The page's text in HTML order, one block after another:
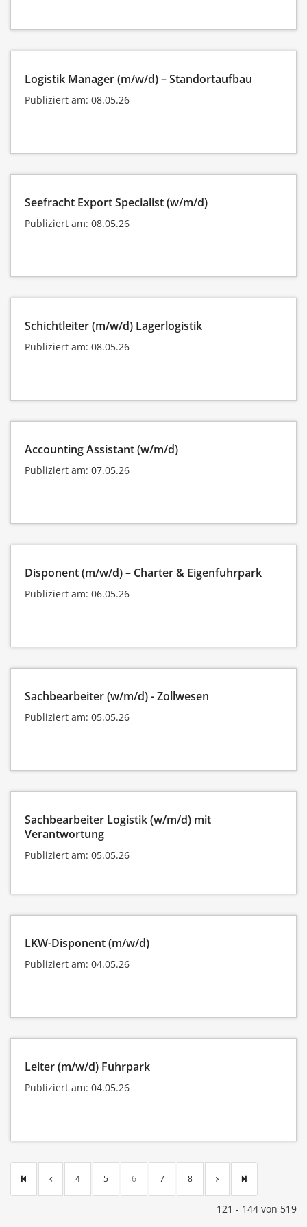
Logistik Manager (m/w/d) – Standortaufbau
Publiziert am: 08.05.26
Seefracht Export Specialist (w/m/d)
Publiziert am: 08.05.26
Schichtleiter (m/w/d) Lagerlogistik
Publiziert am: 08.05.26
Accounting Assistant (w/m/d)
Publiziert am: 07.05.26
Disponent (m/w/d) – Charter & Eigenfuhrpark
Publiziert am: 06.05.26
Sachbearbeiter (w/m/d) - Zollwesen
Publiziert am: 05.05.26
Sachbearbeiter Logistik (w/m/d) mit
Verantwortung
Publiziert am: 05.05.26
LKW-Disponent (m/w/d)
Publiziert am: 04.05.26
Leiter (m/w/d) Fuhrpark
Publiziert am: 04.05.26
4 5 6 7 8
121 - 144 von 519